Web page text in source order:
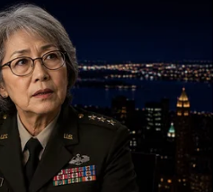
Boston
Grill
jsou v
více než 2000